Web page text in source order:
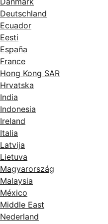
Deutschland
Ecuador
Eesti
España
France
Hong Kong SAR
Hrvatska
India
Indonesia
Ireland
Italia
Latvija
Lietuva
Magyarország
Malaysia
México
Middle East
Nederland